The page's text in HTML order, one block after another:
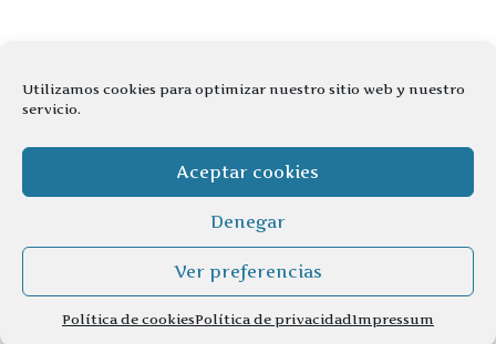
Utilizamos cookies para optimizar nuestro sitio web y nuestro
servicio.
Aceptar cookies
Denegar
Ver preferencias
Política de cookiesPolítica de privacidadImpressum